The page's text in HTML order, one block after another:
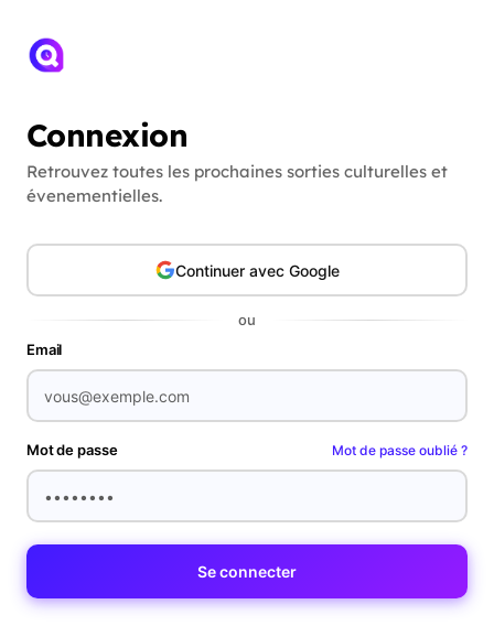
Connexion
Retrouvez toutes les prochaines sorties culturelles et
évenementielles.
Continuer avec Google
ou
Email
Mot de passe Mot de passe oublié ?
Se connecter